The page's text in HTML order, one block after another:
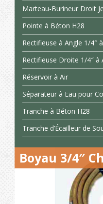
Marteau-Burineur Droit
Pointe à Béton H28
Rectifieuse à Angle 1/4″
Rectifieuse Droite 1/4″ à
Réservoir à Air
Séparateur à Eau pour
Tranche à Béton H28
Tranche d’Écailleur de
Boyau 3/4″